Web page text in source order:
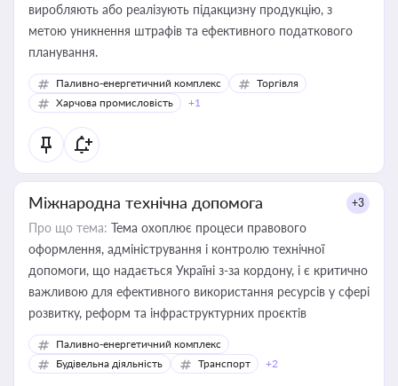
виробляють або реалізують підакцизну продукцію, з
метою уникнення штрафів та ефективного податкового
планування.
Паливно-енергетичний комплекс
Торгівля
Харчова промисловість
+1
Міжнародна технічна допомога +3
Про що тема: Тема охоплює процеси правового
оформлення, адміністрування і контролю технічної
допомоги, що надається Україні з-за кордону, і є критично
важливою для ефективного використання ресурсів у сфері
розвитку, реформ та інфраструктурних проєктів
Паливно-енергетичний комплекс
Будівельна діяльність
Транспорт +2